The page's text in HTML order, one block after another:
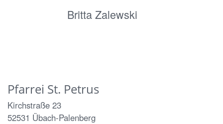
Britta Zalewski
Pfarrei St. Petrus
Kirchstraße 23
52531 Übach-Palenberg